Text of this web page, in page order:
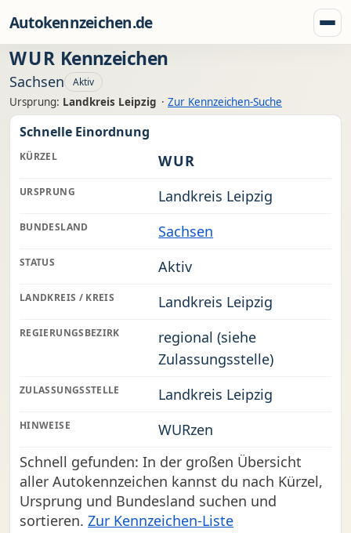
Autokennzeichen.de
WUR Kennzeichen
Sachsen Aktiv
Ursprung: Landkreis Leipzig · Zur Kennzeichen-Suche
Schnelle Einordnung
KÜRZEL WUR
URSPRUNG Landkreis Leipzig
BUNDESLAND Sachsen
STATUS Aktiv
LANDKREIS / KREIS Landkreis Leipzig
REGIERUNGSBEZIRK
regional (siehe
Zulassungsstelle)
ZULASSUNGSSTELLE Landkreis Leipzig
HINWEISE
WURzen
Schnell gefunden: In der großen Übersicht
aller Autokennzeichen kannst du nach Kürzel,
Ursprung und Bundesland suchen und
sortieren. Zur Kennzeichen-Liste